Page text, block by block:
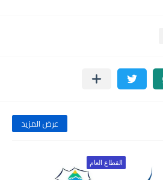
عرض المزيد
القطاع العام